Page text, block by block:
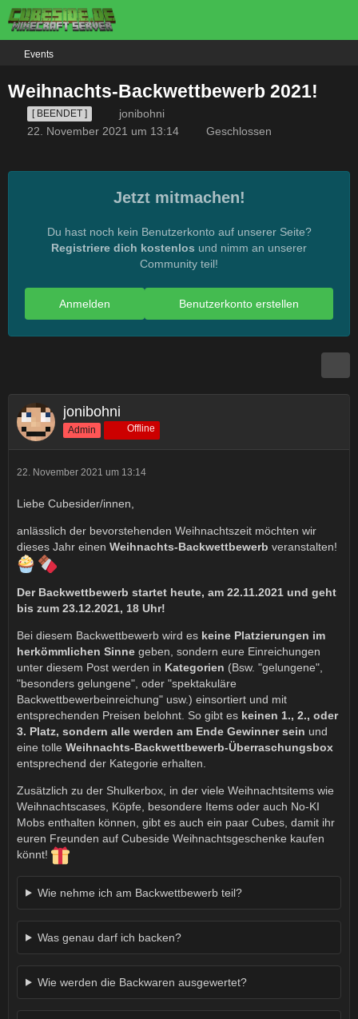
Events
Weihnachts-Backwettbewerb 2021!
[ BEENDET ]
jonibohni
22. November 2021 um 13:14
Geschlossen
Jetzt mitmachen!
Du hast noch kein Benutzerkonto auf unserer Seite?
Registriere dich kostenlos und nimm an unserer
Community teil!
Benutzerkonto erstellen
Anmelden
jonibohni
Admin Offline
22. November 2021 um 13:14
Liebe Cubesider/innen,
anlässlich der bevorstehenden Weihnachtszeit möchten wir
dieses Jahr einen Weihnachts-Backwettbewerb veranstalten!
Der Backwettbewerb startet heute, am 22.11.2021 und geht
bis zum 23.12.2021, 18 Uhr!
Bei diesem Backwettbewerb wird es keine Platzierungen im
herkömmlichen Sinne geben, sondern eure Einreichungen
unter diesem Post werden in Kategorien (Bsw. "gelungene",
"besonders gelungene", oder "spektakuläre
Backwettbewerbeinreichung" usw.) einsortiert und mit
entsprechenden Preisen belohnt. So gibt es keinen 1., 2., oder
3. Platz, sondern alle werden am Ende Gewinner sein und
eine tolle Weihnachts-Backwettbewerb-Überraschungsbox
entsprechend der Kategorie erhalten.
Zusätzlich zu der Shulkerbox, in der viele Weihnachtsitems wie
Weihnachtscases, Köpfe, besondere Items oder auch No-KI
Mobs enthalten können, gibt es auch ein paar Cubes, damit ihr
euren Freunden auf Cubeside Weihnachtsgeschenke kaufen
könnt!
Wie nehme ich am Backwettbewerb teil?
Was genau darf ich backen?
Wie werden die Backwaren ausgewertet?